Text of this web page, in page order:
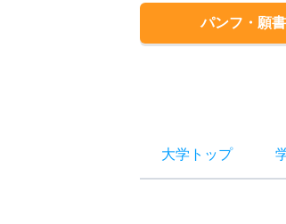
パンフ・願
大学トップ